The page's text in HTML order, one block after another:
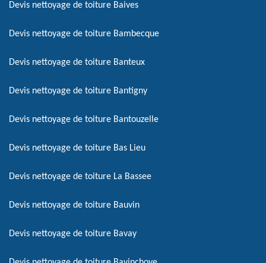
Devis nettoyage de toiture Baives
Devis nettoyage de toiture Bambecque
Devis nettoyage de toiture Banteux
Devis nettoyage de toiture Bantigny
Devis nettoyage de toiture Bantouzelle
Devis nettoyage de toiture Bas Lieu
Devis nettoyage de toiture La Bassee
Devis nettoyage de toiture Bauvin
Devis nettoyage de toiture Bavay